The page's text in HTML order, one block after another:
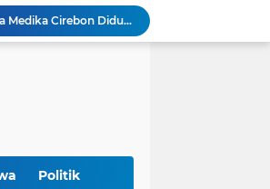
Puluhan Tahun Tanpa Izin SIPA, RS Jantung Hasna Medika Cirebon Diduga Ambil Air Tanah Secara Ilegal; Advokat Kirim Surat Somasi
Politik